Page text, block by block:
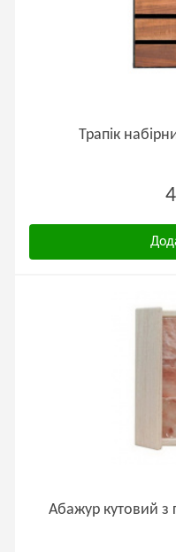
Трапік
Абажур кутовий з